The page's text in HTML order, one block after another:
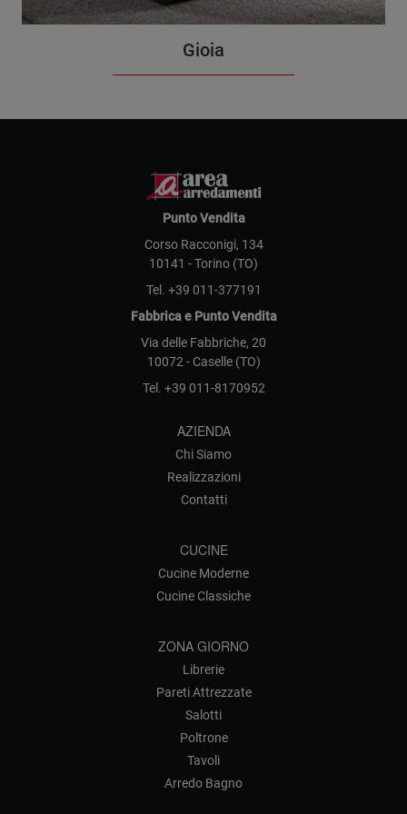
Gioia
Punto Vendita
Corso Racconigi, 134
10141 - Torino (TO)
Tel. +39 011-377191
Fabbrica e Punto Vendita
Via delle Fabbriche, 20
10072 - Caselle (TO)
Tel. +39 011-8170952
AZIENDA
Chi Siamo
Realizzazioni
Contatti
CUCINE
Cucine Moderne
Cucine Classiche
ZONA GIORNO
Librerie
Pareti Attrezzate
Salotti
Poltrone
Tavoli
Arredo Bagno